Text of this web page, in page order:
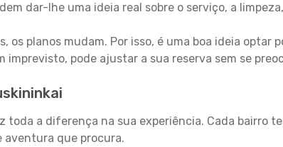
dar-lhe uma ideia real sobre o serviço, a
os planos mudam. Por isso, é uma boa ideia
pode ajustar a sua reserva sem se
toda a diferença na sua experiência. Cada bairro
aventura que procura.